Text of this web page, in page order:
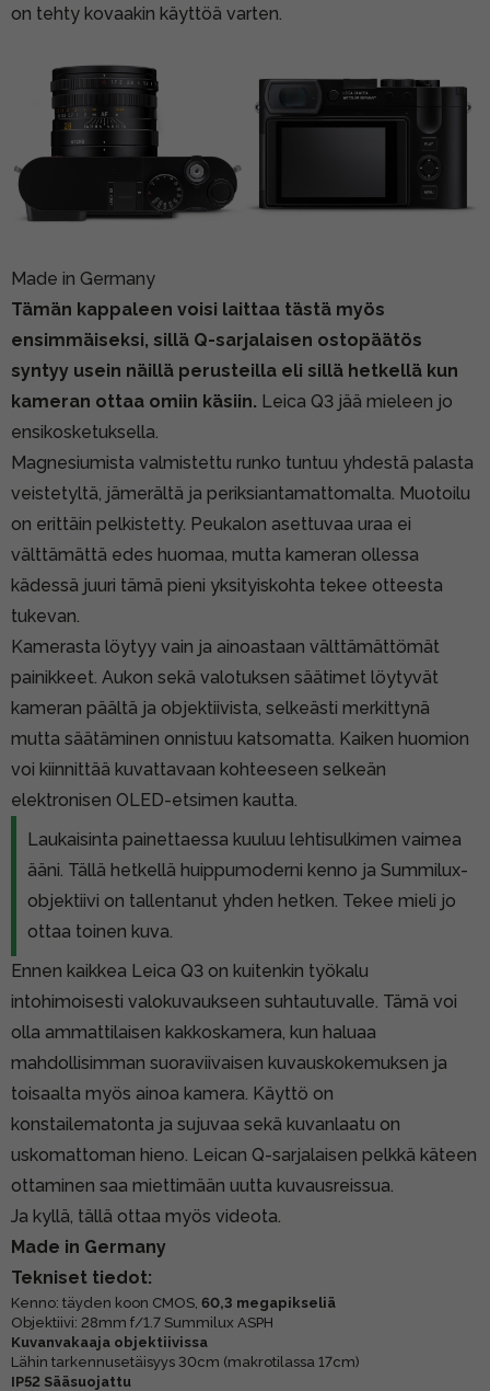
on tehty kovaakin käyttöä varten.
Made in Germany
Tämän kappaleen voisi laittaa tästä myös
ensimmäiseksi, sillä Q-sarjalaisen ostopäätös
syntyy usein näillä perusteilla eli sillä hetkellä kun
kameran ottaa omiin käsiin. Leica Q3 jää mieleen jo
ensikosketuksella.
Magnesiumista valmistettu runko tuntuu yhdestä palasta
veistetyltä, jämerältä ja periksiantamattomalta. Muotoilu
on erittäin pelkistetty. Peukalon asettuvaa uraa ei
välttämättä edes huomaa, mutta kameran ollessa
kädessä juuri tämä pieni yksityiskohta tekee otteesta
tukevan.
Kamerasta löytyy vain ja ainoastaan välttämättömät
painikkeet. Aukon sekä valotuksen säätimet löytyvät
kameran päältä ja objektiivista, selkeästi merkittynä
mutta säätäminen onnistuu katsomatta. Kaiken huomion
voi kiinnittää kuvattavaan kohteeseen selkeän
elektronisen OLED-etsimen kautta.
Laukaisinta painettaessa kuuluu lehtisulkimen vaimea
ääni. Tällä hetkellä huippumoderni kenno ja Summilux-
objektiivi on tallentanut yhden hetken. Tekee mieli jo
ottaa toinen kuva.
Ennen kaikkea Leica Q3 on kuitenkin työkalu
intohimoisesti valokuvaukseen suhtautuvalle. Tämä voi
olla ammattilaisen kakkoskamera, kun haluaa
mahdollisimman suoraviivaisen kuvauskokemuksen ja
toisaalta myös ainoa kamera. Käyttö on
konstailematonta ja sujuvaa sekä kuvanlaatu on
uskomattoman hieno. Leican Q-sarjalaisen pelkkä käteen
ottaminen saa miettimään uutta kuvausreissua.
Ja kyllä, tällä ottaa myös videota.
Made in Germany
Tekniset tiedot:
Kenno: täyden koon CMOS, 60,3 megapikseliä
Objektiivi: 28mm f/1.7 Summilux ASPH
Kuvanvakaaja objektiivissa
Lähin tarkennusetäisyys 30cm (makrotilassa 17cm)
IP52 Sääsuojattu